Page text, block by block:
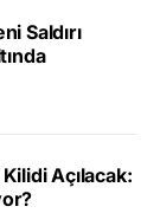
Saldırı
Açılacak: